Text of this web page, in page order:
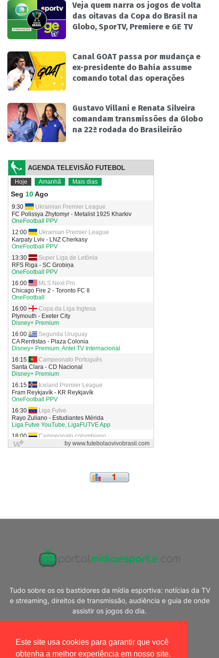
Este site usa cookies para garantir que você
obtenha a melhor experiência em nosso site.
Veja quem narra os jogos de volta
das oitavas da Copa do Brasil na
Globo, SporTV, Premiere e GE TV
Canal GOAT passa por mudança e
ex-presidente do Bahia assume
comando total das operações
Gustavo Villani e Renata Silveira
comandam transmissões da Globo
na 22ª rodada do Brasileirão
Tudo sobre os os bastidores da mídia esportiva: notícias da TV
e streaming, direitos de transmissão, audiência e guia de onde
assistir os jogos do dia.